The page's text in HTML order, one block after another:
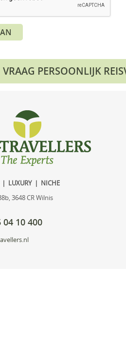
VRAAG PERSOONLIJK
| LUXURY | NICHE
3648 CR Wilnis
04 10 400